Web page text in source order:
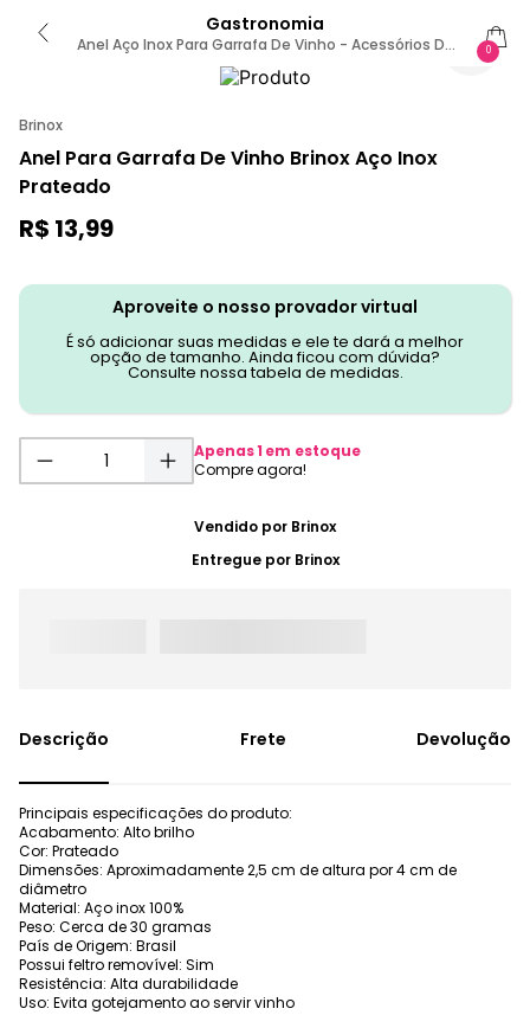
Gastronomia
Anel Aço Inox Para Garrafa De Vinho - Acessórios De
Vinho Sem Cor
0
Brinox
Anel Para Garrafa De Vinho Brinox Aço Inox
Prateado
R$ 13,99
Aproveite o nosso provador virtual
É só adicionar suas medidas e ele te dará a melhor
opção de tamanho. Ainda ficou com dúvida?
Consulte nossa tabela de medidas.
Apenas1 em estoque
Vendido por Brinox
Entregue por Brinox
Frete Devolução
Principais especificações do produto:
Acabamento: Alto brilho
Cor: Prateado
Dimensões: Aproximadamente 2,5 cm de altura por 4 cm de
diâmetro
Material: Aço inox 100%
Peso: Cerca de 30 gramas
País de Origem: Brasil
Possui feltro removível: Sim
Resistência: Alta durabilidade
Uso: Evita gotejamento ao servir vinho